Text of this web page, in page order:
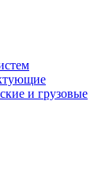
и грузовые